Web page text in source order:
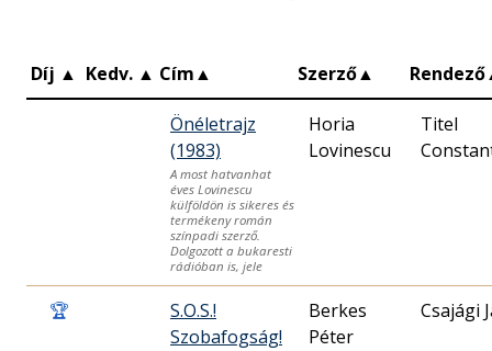
Díj ▲ Kedv. ▲ Cím▲ Szerző▲ Rendező
Önéletrajz
(1983)
A most hatvanhat
éves Lovinescu
külföldön is sikeres és
termékeny román
színpadi szerző.
Dolgozott a bukaresti
rádióban is, jele
Horia
Lovinescu
Titel
🏆
S.O.S.!
Szobafogság!
Berkes
Péter
Csajági